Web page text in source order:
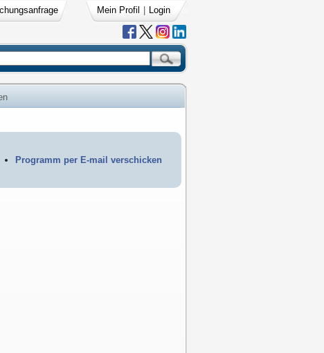
Mein Profil Login
Programm per E-mail verschicken